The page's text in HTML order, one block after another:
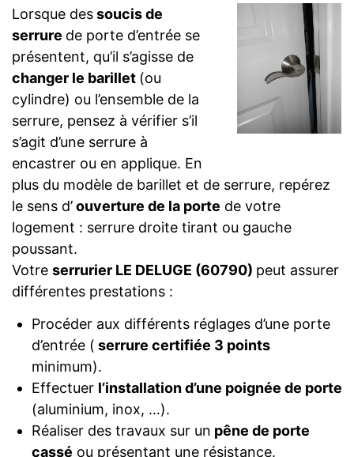
Lorsque dessoucis de
serrure de porte d’entrée se
présentent, qu’il s’agisse de
changer le barillet (ou
cylindre) ou l’ensemble de la
serrure, pensez à vérifier s’il
s’agit d’une serrure à
encastrer ou en applique. En
plus du modèle de barillet et de serrure, repérez
le sens d’ouverture de la porte de votre
logement : serrure droite tirant ou gauche
poussant.
Votre serrurier LE DELUGE (60790) peut assurer
différentes prestations :
Procéder aux différents réglages d’une porte
d’entrée ( serrure certifiée 3 points
minimum).
Effectuer l’installation d’une poignée de porte
(aluminium, inox, …).
Réaliser des travaux sur un pêne de porte
cassé ou présentant une résistance.